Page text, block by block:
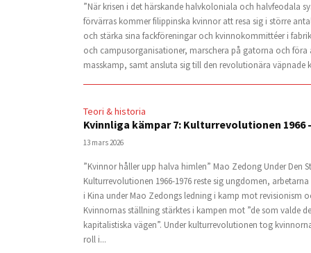
”När krisen i det härskande halvkoloniala och halvfeodala
förvärras kommer filippinska kvinnor att resa sig i större
och stärka sina fackföreningar och kvinnokommittéer i
och campusorganisationer, marschera på gatorna och föra
masskamp, samt ansluta sig till den revolutionära väpnade
Teori & historia
Kvinnliga kämpar 7: Kulturrevolutionen 1966
13 mars 2026
”Kvinnor håller upp halva himlen” Mao Zedong Under Den
Kulturrevolutionen 1966-1976 reste sig ungdomen,
i Kina under Mao Zedongs ledning i kamp mot revisionism
Kvinnornas ställning stärktes i kampen mot ”de som valde
kapitalistiska vägen”. Under kulturrevolutionen tog
roll i...